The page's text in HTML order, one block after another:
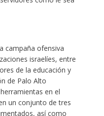
campaña ofensiva
israelíes, entre
de la educación y
de Palo Alto
en el
un conjunto de tres
así como